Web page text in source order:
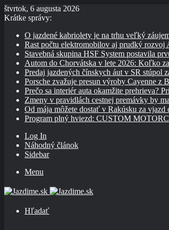
štvrtok, 6 augusta 2026
Krátke správy:
O jazdené kabriolety je na trhu veľký
Rast počtu elektromobilov aj prudký rozvoj
Stavebná skupina HSF System postavila
Autom do Chorvátska v lete 2026: Koľko
Predaj jazdených čínskych áut v SR stúpol
Porsche zvažuje presun výroby Cayenne z
Prečo sa interiér auta okamžite prehrieva?
Zmeny v pravidlách cestnej premávky by
Od mája môžete dostať v Rakúsku za
Program plný hviezd: CUSTOM
Log In
Náhodný článok
Sidebar
Menu
Hľadať